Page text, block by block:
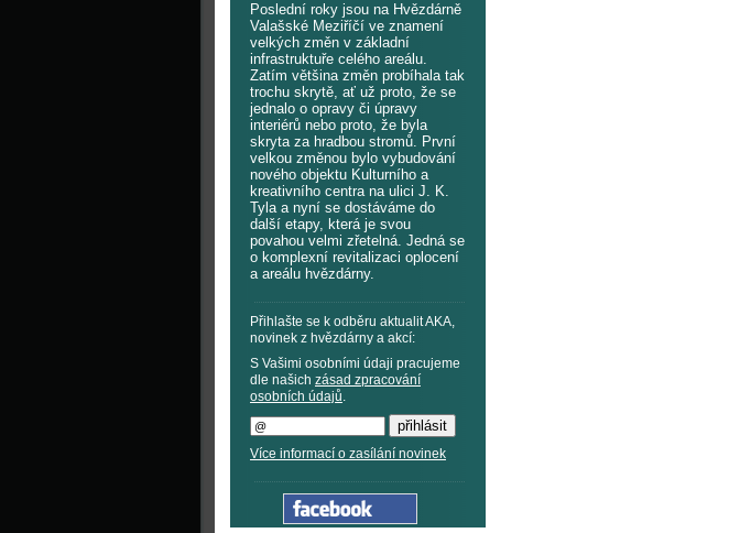
Poslední roky jsou na Hvězdárně
Valašské Meziříčí ve znamení
velkých změn v základní
infrastruktuře celého areálu.
Zatím většina změn probíhala tak
trochu skrytě, ať už proto, že se
jednalo o opravy či úpravy
interiérů nebo proto, že byla
skryta za hradbou stromů. První
velkou změnou bylo vybudování
nového objektu Kulturního a
kreativního centra na ulici J. K.
Tyla a nyní se dostáváme do
další etapy, která je svou
povahou velmi zřetelná. Jedná se
o komplexní revitalizaci oplocení
a areálu hvězdárny.
Přihlašte se k odběru aktualit AKA,
novinek z hvězdárny a akcí:
S Vašimi osobními údaji pracujeme
dle našich zásad zpracování
osobních údajů.
Více informací o zasílání novinek